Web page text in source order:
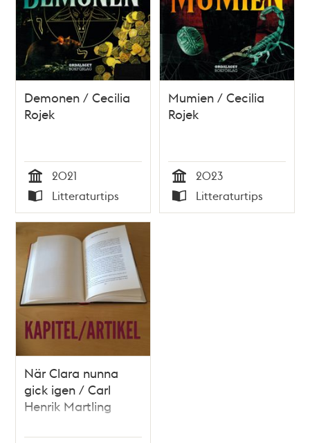
Demonen / Cecilia
Rojek
Tid
2021
Typ
Litteraturtips
Mumien / Cecilia
Rojek
Tid
2023
Typ
Litteraturtips
När Clara nunna
gick igen / Carl
Henrik Martling